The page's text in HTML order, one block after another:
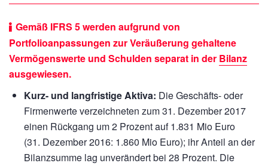
Gemäß IFRS 5 werden aufgrund von
Portfolioanpassungen zur Veräußerung gehaltene
Vermögenswerte und Schulden separat in der Bilanz
ausgewiesen.
Kurz- und langfristige Aktiva: Die Geschäfts- oder
Firmenwerte verzeichneten zum 31. Dezember 2017
einen Rückgang um 2 Prozent auf1.831 Mio Euro
(31. Dezember 2016: 1.860 Mio Euro); ihr Anteil an der
Bilanzsumme lag unverändert bei 28 Prozent. Die